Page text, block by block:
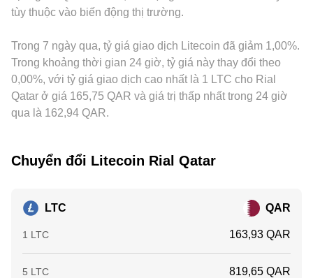
LTC/QAR hiển thị trên các nền tảng tổng hợp.
truyền vào báo giá LTC/QAR, nhất là khi thanh khoản QAR
thu hẹp khoảng cách giá, song không hoàn hảo do phí giao
dịch, thời gian chuyển tài sản, hạn mức rút/nạp và khác biệt
tuân thủ, nên conversion rate LTC/QAR vẫn có thể khác
nhau tạm thời giữa các venue.
tùy thuộc vào biến động thị trường.
Trong 7 ngày qua, tỷ giá giao dịch Litecoin đã giảm 1,00%.
Trong khoảng thời gian 24 giờ, tỷ giá này thay đổi theo
0,00%, với tỷ giá giao dịch cao nhất là 1 LTC cho Rial
Qatar ở giá 165,75 QAR và giá trị thấp nhất trong 24 giờ
qua là 162,94 QAR.
Chuyển đổi Litecoin Rial Qatar
LTC QAR
1 LTC 163,93 QAR
5 LTC 819,65 QAR